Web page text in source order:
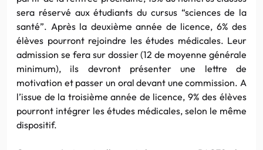
sera réservé aux étudiants du cursus “sciences de la
santé”. Après la deuxième année de licence, 6% des
élèves pourront rejoindre les études médicales. Leur
admission se fera sur dossier (12 de moyenne générale
minimum), ils devront présenter une lettre de
motivation et passer un oral devant une commission. A
l’issue de la troisième année de licence, 9% des élèves
pourront intégrer les études médicales, selon le même
dispositif.